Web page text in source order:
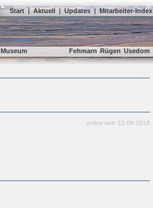
Start | Aktuell | Updates | Mitarbeiter-Index
Museum Fehmarn Rügen Usedom
online seit: 12.09.2018